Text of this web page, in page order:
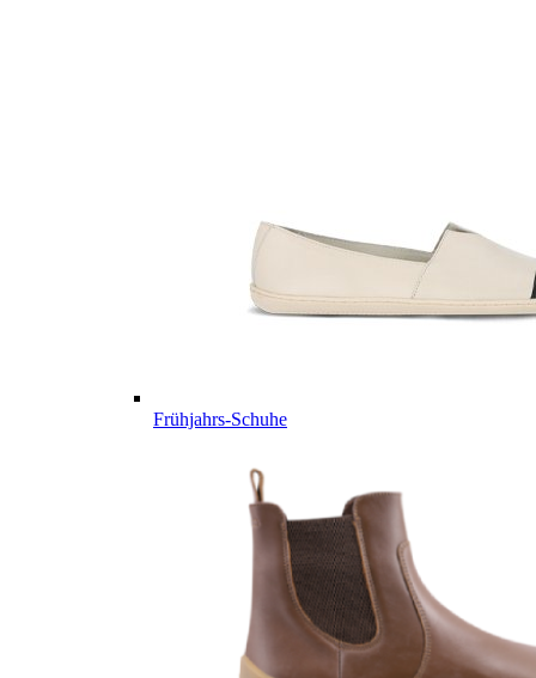
Frühjahrs-Schuhe